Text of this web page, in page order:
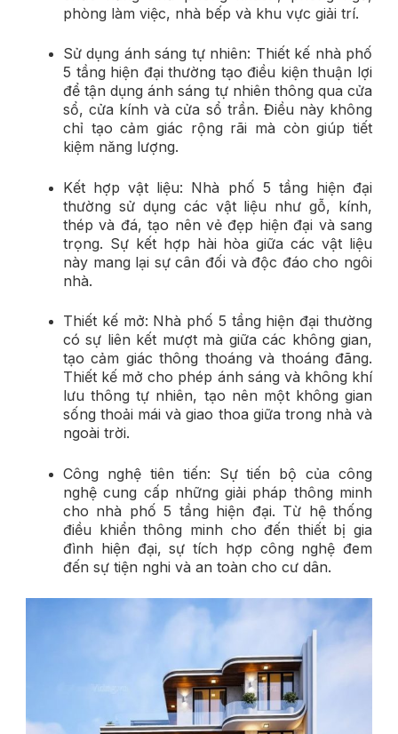
phòng làm việc, nhà bếp và khu vực giải trí.
Sử dụng ánh sáng tự nhiên: Thiết kế nhà phố
5 tầng hiện đại thường tạo điều kiện thuận lợi
để tận dụng ánh sáng tự nhiên thông qua cửa
sổ, cửa kính và cửa sổ trần. Điều này không
chỉ tạo cảm giác rộng rãi mà còn giúp tiết
kiệm năng lượng.
Kết hợp vật liệu: Nhà phố 5 tầng hiện đại
thường sử dụng các vật liệu như gỗ, kính,
thép và đá, tạo nên vẻ đẹp hiện đại và sang
trọng. Sự kết hợp hài hòa giữa các vật liệu
này mang lại sự cân đối và độc đáo cho ngôi
nhà.
Thiết kế mở: Nhà phố 5 tầng hiện đại thường
có sự liên kết mượt mà giữa các không gian,
tạo cảm giác thông thoáng và thoáng đãng.
Thiết kế mở cho phép ánh sáng và không khí
lưu thông tự nhiên, tạo nên một không gian
sống thoải mái và giao thoa giữa trong nhà và
ngoài trời.
Công nghệ tiên tiến: Sự tiến bộ của công
nghệ cung cấp những giải pháp thông minh
cho nhà phố 5 tầng hiện đại. Từ hệ thống
điều khiển thông minh cho đến thiết bị gia
đình hiện đại, sự tích hợp công nghệ đem
đến sự tiện nghi và an toàn cho cư dân.